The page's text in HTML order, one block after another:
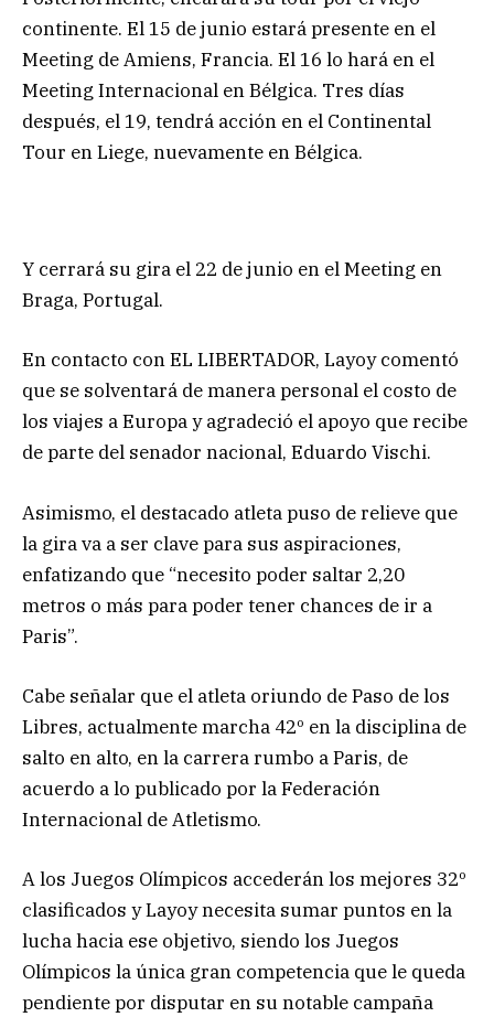
continente. El 15 de junio estará presente en el
Meeting de Amiens, Francia. El 16 lo hará en el
Meeting Internacional en Bélgica. Tres días
después, el 19, tendrá acción en el Continental
Tour en Liege, nuevamente en Bélgica.
Y cerrará su gira el 22 de junio en el Meeting en
Braga, Portugal.
En contacto con EL LIBERTADOR, Layoy comentó
que se solventará de manera personal el costo de
los viajes a Europa y agradeció el apoyo que recibe
de parte del senador nacional, Eduardo Vischi.
Asimismo, el destacado atleta puso de relieve que
la gira va a ser clave para sus aspiraciones,
enfatizando que “necesito poder saltar 2,20
metros o más para poder tener chances de ir a
Paris”.
Cabe señalar que el atleta oriundo de Paso de los
Libres, actualmente marcha 42º en la disciplina de
salto en alto, en la carrera rumbo a Paris, de
acuerdo a lo publicado por la Federación
Internacional de Atletismo.
A los Juegos Olímpicos accederán los mejores 32º
clasificados y Layoy necesita sumar puntos en la
lucha hacia ese objetivo, siendo los Juegos
Olímpicos la única gran competencia que le queda
pendiente por disputar en su notable campaña